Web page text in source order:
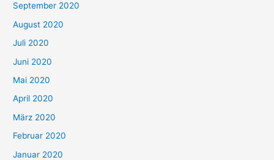
September 2020
August 2020
Juli 2020
Juni 2020
Mai 2020
April 2020
März 2020
Februar 2020
Januar 2020